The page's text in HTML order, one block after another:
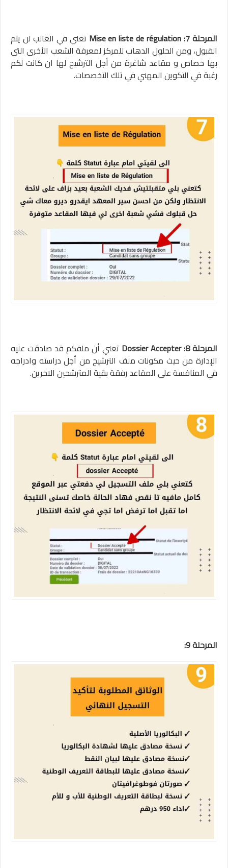
المرحلة 7: Mise en liste de régulation
تعني في الغالب لن يتم
القبول، ومن الحلول الدهاب للمركز لمعرفة الشعب الأخرى التي
بها خصاص و مقاعد شاغرة من أجل الترشيح لها ان كانت لكم
رغبة في التكوين المهني في تلك التخصصات.
المرحلة 8: Dossier Accepter
تعني أن ملفكم قد صادقت عليه
الإدارة من حيث مكونات ملف الترشيح من أجل دراسته وادراجه
في المنافسة على المقاعد رفقة بقية المترشحين الاخرين.
المرحلة 9: